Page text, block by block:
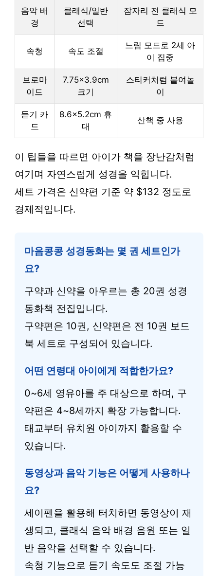
음악 배
경
클래식/일반
선택
잠자리 전 클래식 모
드
속청 속도 조절
느림 모드로 2세 아
이 집중
브로마
이드
7.75×3.9cm
크기
스티커처럼 붙여놀
이
듣기 카
드
8.6×5.2cm 휴
대
산책 중 사용
이 팁들을 따르면 아이가 책을 장난감처럼
여기며 자연스럽게 성경을 익힙니다.
세트 가격은 신약편 기준 약 $132 정도로
경제적입니다.
마음콩콩 성경동화는 몇 권 세트인가
요?
구약과 신약을 아우르는 총 20권 성경
동화책 전집입니다.
구약편은 10권, 신약편은 전 10권 보드
북 세트로 구성되어 있습니다.
어떤 연령대 아이에게 적합한가요?
0~6세 영유아를 주 대상으로 하며, 구
약편은 4~8세까지 확장 가능합니다.
태교부터 유치원 아이까지 활용할 수
있습니다.
동영상과 음악 기능은 어떻게 사용하나
요?
세이펜을 활용해 터치하면 동영상이 재
생되고, 클래식 음악 배경 음원 또는 일
반 음악을 선택할 수 있습니다.
속청 기능으로 듣기 속도도 조절 가능